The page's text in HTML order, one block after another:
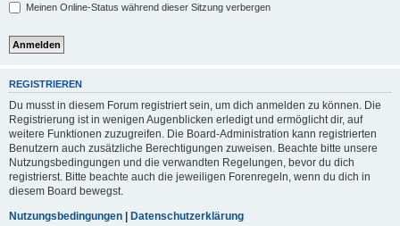
Meinen Online-Status während dieser Sitzung verbergen
REGISTRIEREN
Du musst in diesem Forum registriert sein, um dich anmelden zu können. Die
Registrierung ist in wenigen Augenblicken erledigt und ermöglicht dir, auf
weitere Funktionen zuzugreifen. Die Board-Administration kann registrierten
Benutzern auch zusätzliche Berechtigungen zuweisen. Beachte bitte unsere
Nutzungsbedingungen und die verwandten Regelungen, bevor du dich
registrierst. Bitte beachte auch die jeweiligen Forenregeln, wenn du dich in
diesem Board bewegst.
Nutzungsbedingungen | Datenschutzerklärung